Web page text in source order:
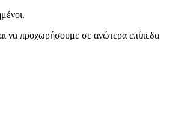
να προχωρήσουμε σε ανώτερα επίπεδα